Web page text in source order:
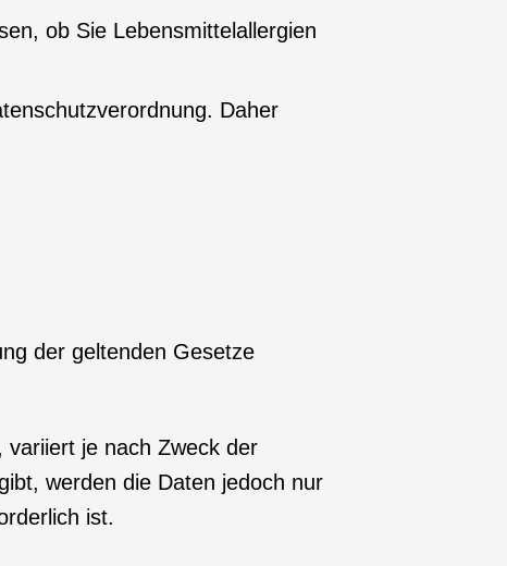
ob Sie Lebensmittelallergien
Daher
der geltenden Gesetze
je nach Zweck der
werden die Daten jedoch nur
ist.